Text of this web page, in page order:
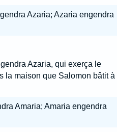
Azaria; Azaria engendra
Azaria, qui exerça le
la maison que Salomon bâtit à
Amaria; Amaria engendra